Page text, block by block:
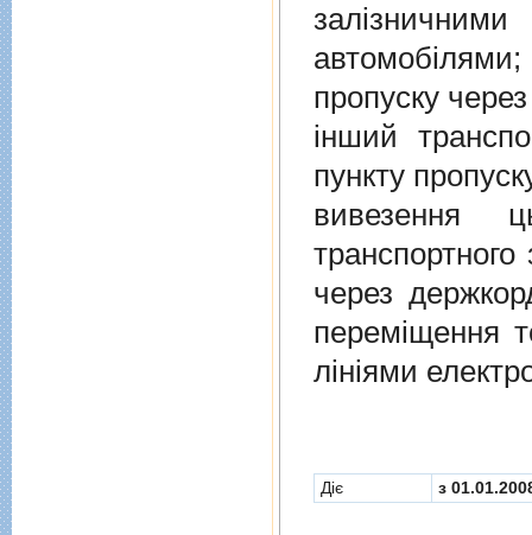
залiзничними
пропуску
iнший
пункту
вивезення
через
перемiщення
лiнiями
Діє з